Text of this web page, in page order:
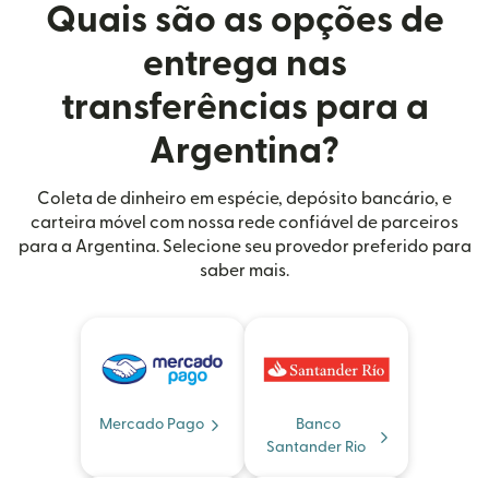
Quais são as opções de
entrega nas
transferências para a
Argentina?
Coleta de dinheiro em espécie, depósito bancário, e
carteira móvel com nossa rede confiável de parceiros
para a Argentina. Selecione seu provedor preferido para
saber mais.
Mercado Pago
Banco
Santander Rio